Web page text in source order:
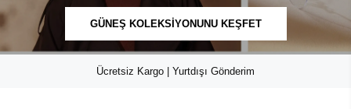
GÜNEŞ KOLEKSİYONUNU KEŞFET
Ücretsiz Kargo | Yurtdışı Gönderim